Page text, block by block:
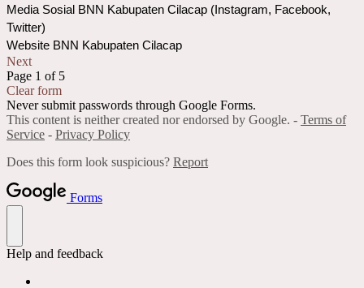
Media Sosial BNN Kabupaten Cilacap (Instagram, Facebook,
Twitter)
Website BNN Kabupaten Cilacap
Next
Page 1 of 5
Clear form
Never submit passwords through Google Forms.
This content is neither created nor endorsed by Google. - Terms of
Service - Privacy Policy
Does this form look suspicious? Report
Forms
Help and feedback